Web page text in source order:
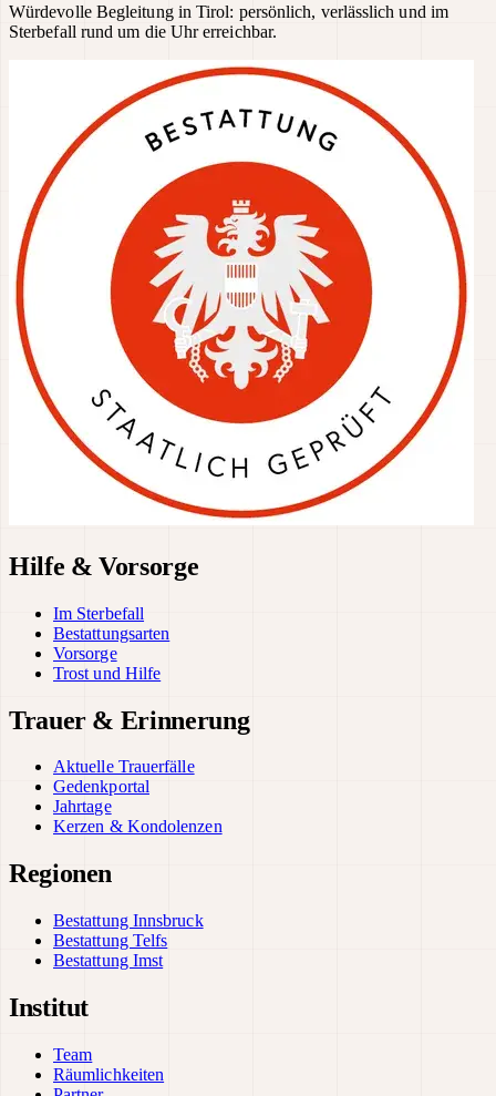
Würdevolle Begleitung in Tirol: persönlich, verlässlich und im
Sterbefall rund um die Uhr erreichbar.
Hilfe & Vorsorge
Im Sterbefall
Bestattungsarten
Vorsorge
Trost und Hilfe
Trauer & Erinnerung
Aktuelle Trauerfälle
Gedenkportal
Jahrtage
Kerzen & Kondolenzen
Regionen
Bestattung Innsbruck
Bestattung Telfs
Bestattung Imst
Institut
Team
Räumlichkeiten